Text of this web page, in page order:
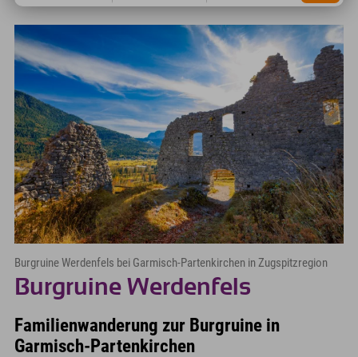
Burgruine Werdenfels bei Garmisch-Partenkirchen in Zugspitzregion
Burgruine Werdenfels
Familienwanderung zur Burgruine in
Garmisch-Partenkirchen